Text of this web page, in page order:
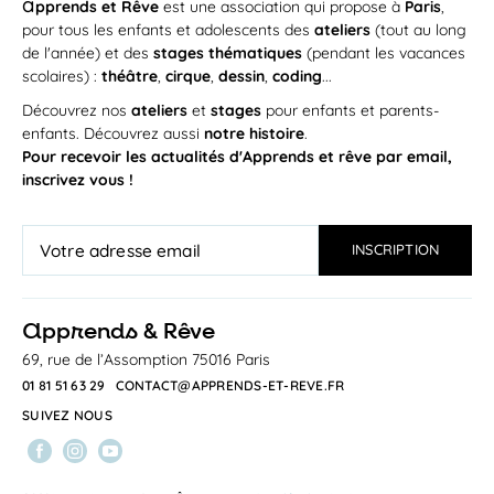
hebdomadaire, nous allons...
APPRENDS ET RÊVE
22
SEP
15h00
—16h45
joie, en explorant les moyens...
pprends et Rêve est une association qui propose à Paris,
pour tous les enfants et adolescents des ateliers (tout au long
de l'année) et des stages thématiques (pendant les vacances
scolaires) : théâtre, cirque, dessin, coding...
Découvrez nos ateliers et stages pour enfants et parents-
enfants. Découvrez aussi notre histoire.
Pour recevoir les actualités d'Apprends et rêve par email,
inscrivez vous !
apprends & Rêve
69, rue de l’Assomption 75016 Paris
01 81 51 63 29
CONTACT@APPRENDS-ET-REVE.FR
SUIVEZ NOUS